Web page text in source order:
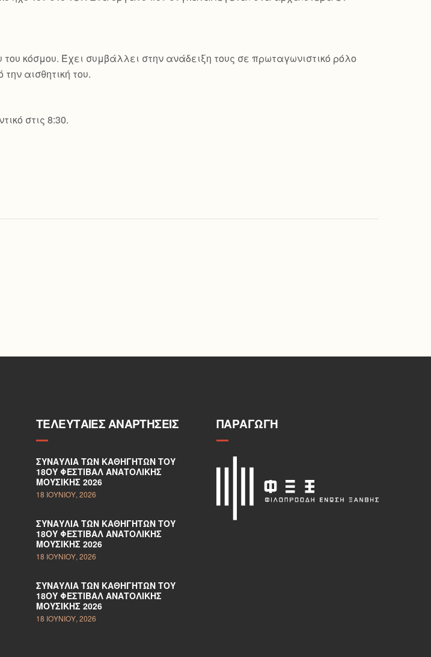
κόσμου. Έχει συμβάλλει στην ανάδειξη τους σε πρωταγωνιστικό ρόλο
αισθητική του.
στις 8:30.
ΤΕΛΕΥΤΑΊΕΣ ΑΝΑΡΤΉΣΕΙΣ
ΣΥΝΑΥΛΊΑ ΤΩΝ ΚΑΘΗΓΗΤΏΝ ΤΟΥ
18ΟΥ ΦΕΣΤΙΒΆΛ ΑΝΑΤΟΛΙΚΉΣ
ΜΟΥΣΙΚΉΣ 2026
18 ΙΟΥΝΊΟΥ, 2026
ΣΥΝΑΥΛΊΑ ΤΩΝ ΚΑΘΗΓΗΤΏΝ ΤΟΥ
18ΟΥ ΦΕΣΤΙΒΆΛ ΑΝΑΤΟΛΙΚΉΣ
ΜΟΥΣΙΚΉΣ 2026
18 ΙΟΥΝΊΟΥ, 2026
ΣΥΝΑΥΛΊΑ ΤΩΝ ΚΑΘΗΓΗΤΏΝ ΤΟΥ
18ΟΥ ΦΕΣΤΙΒΆΛ ΑΝΑΤΟΛΙΚΉΣ
ΜΟΥΣΙΚΉΣ 2026
18 ΙΟΥΝΊΟΥ, 2026
ΠΑΡΑΓΩΓΉ